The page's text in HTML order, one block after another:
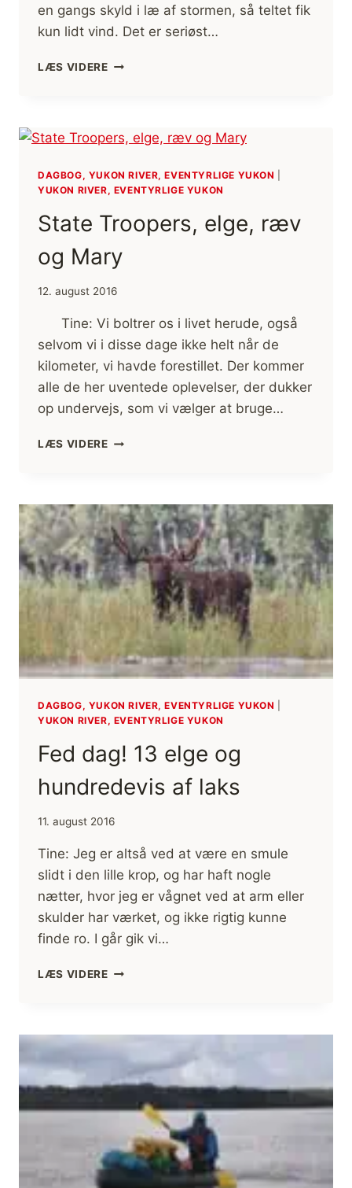
en gangs skyld i læ af stormen, så teltet fik
kun lidt vind. Det er seriøst…
LÆS VIDEREVEJRFAST
DAGBOG, YUKON RIVER, EVENTYRLIGE YUKON
YUKON RIVER, EVENTYRLIGE YUKON
State Troopers, elge, ræv
og Mary
12. august 2016
Tine: Vi boltrer os i livet herude, også
selvom vi i disse dage ikke helt når de
kilometer, vi havde forestillet. Der kommer
alle de her uventede oplevelser, der dukker
op undervejs, som vi vælger at bruge…
LÆS VIDERESTATE
OG
MARY
DAGBOG, YUKON RIVER, EVENTYRLIGE YUKON
YUKON RIVER, EVENTYRLIGE YUKON
Fed dag! 13 elge og
hundredevis af laks
11. august 2016
Tine: Jeg er altså ved at være en smule
slidt i den lille krop, og har haft nogle
nætter, hvor jeg er vågnet ved at arm eller
skulder har værket, og ikke rigtig kunne
finde ro. I går gik vi…
LÆS VIDEREFED
OG
LAKS